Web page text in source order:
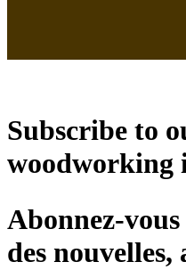
Subscribe to
woodworking
Abonnez-
des